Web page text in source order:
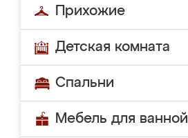
Прихожие
Детская комната
Спальни
Мебель для ванной